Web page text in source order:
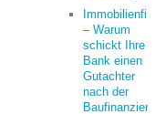
– Warum
schickt Ihre
Bank einen
Gutachter
nach der